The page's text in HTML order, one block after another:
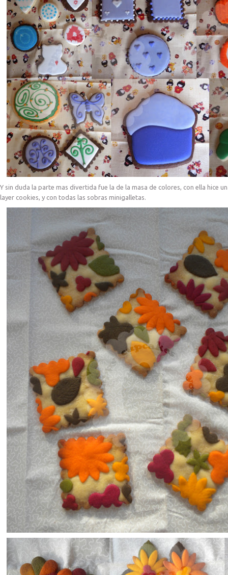
Y sin duda la parte mas divertida fue la de la masa de colores, con ella hice
layer cookies, y con todas las sobras minigalletas.